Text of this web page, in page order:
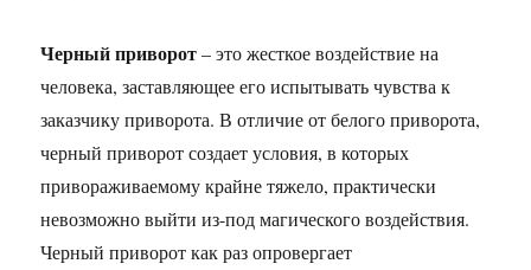
Черный приворот– это жесткое воздействие на
человека, заставляющее его испытывать чувства к
заказчику приворота. В отличие от белого приворота,
черный приворот создает условия, в которых
привораживаемому крайне тяжело, практически
невозможно выйти из-под магического воздействия.
Черный приворот как раз опровергает